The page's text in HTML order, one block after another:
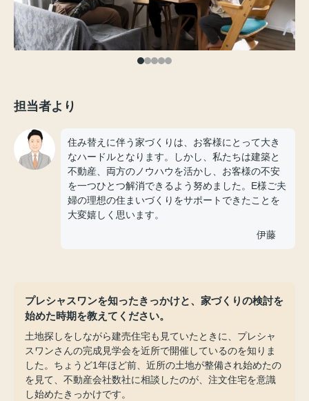
担当者より
住み替えに伴う家づくりは、お客様にとって大き
なハードルとなります。しかし、私たちは建築と
不動産、両方のノウハウを活かし、お客様の不安
を一つひとつ解消できるよう努めました。E様ご夫
婦の理想の住まいづくりをサポートできたことを
大変嬉しく思います。
伊藤
プレシャスワンを知ったきっかけと、家づくりの検討を
始めた時期を教えてください。
土地探しをしながら建売住宅も見ていたときに、プレシャ
スワンさんの完成見学会を近所で開催しているのを知りま
した。ちょうど1年ほど前、近所の土地が整備され始めたの
を見て、不動産会社数社に相談したのが、注文住宅を意識
し始めたきっかけです。